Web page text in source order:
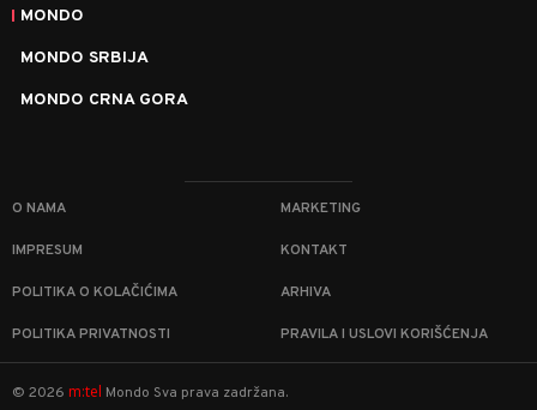
MONDO
MONDO SRBIJA
MONDO CRNA GORA
O NAMA MARKETING
IMPRESUM KONTAKT
POLITIKA O KOLAČIĆIMA ARHIVA
POLITIKA PRIVATNOSTI PRAVILA I USLOVI KORIŠĆENJA
© 2026 m:tel Mondo Sva prava zadržana.